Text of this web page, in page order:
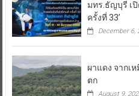
มทร.ธัญบุรี เ
ครั้งที่ 33’
December 6,
ผาแดง จาก
ตก
August 9,